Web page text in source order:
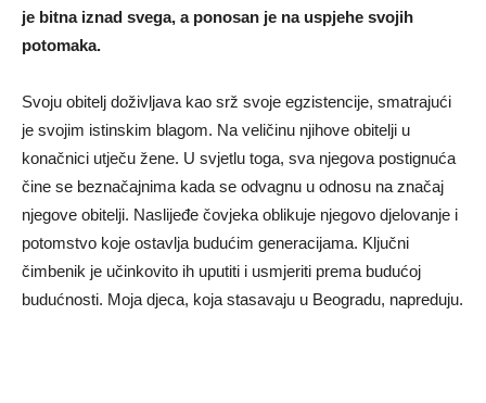
je bitna iznad svega, a ponosan je na uspjehe svojih
potomaka.
Svoju obitelj doživljava kao srž svoje egzistencije, smatrajući
je svojim istinskim blagom. Na veličinu njihove obitelji u
konačnici utječu žene. U svjetlu toga, sva njegova postignuća
čine se beznačajnima kada se odvagnu u odnosu na značaj
njegove obitelji. Naslijeđe čovjeka oblikuje njegovo djelovanje i
potomstvo koje ostavlja budućim generacijama. Ključni
čimbenik je učinkovito ih uputiti i usmjeriti prema budućoj
budućnosti. Moja djeca, koja stasavaju u Beogradu, napreduju.